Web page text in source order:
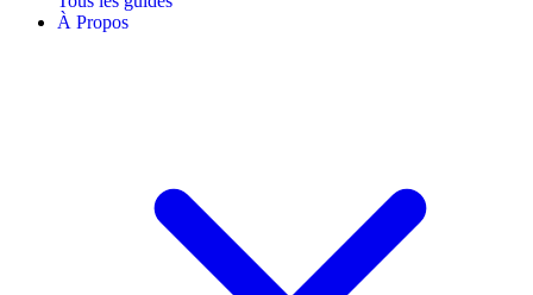
À Propos